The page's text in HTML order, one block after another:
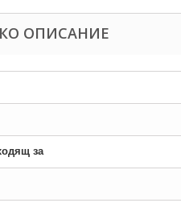
ОПИСАНИЕ
за